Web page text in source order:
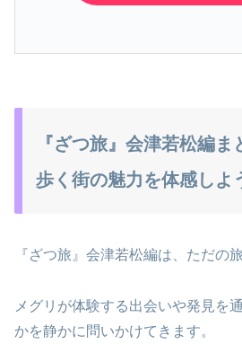
『ざつ旅』会津若松編ま
歩く街の魅力を体感しよ
『ざつ旅』会津若松編は、ただの
メグリが体験する出会いや発見を通
かを静かに問いかけてきます。